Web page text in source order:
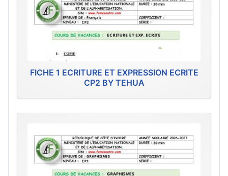
FICHE 1 ECRITURE ET EXPRESSION ECRITE
CP2 BY TEHUA